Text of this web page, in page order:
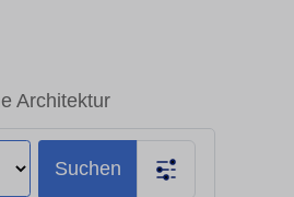
Architektur
Suchen